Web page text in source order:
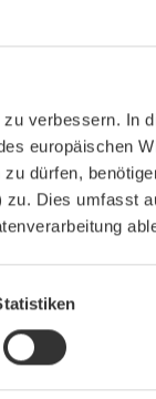
verbessern. In
europäischen
dürfen,
Dies umfasst